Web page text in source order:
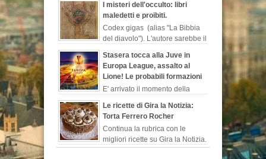
Latte 50 g Cioccolato fondente 1/2 bustina
Lievito is...
I misteri dell'occulto: libri
maledetti e proibiti.
Codex gigas (alias "La Bibbia
del diavolo"). L'autore sarebbe il
il recluso”, chiamato così in s...
Stasera tocca alla Juve in
Europa League, assalto al
Lione! Le probabili formazioni
E' arrivato il momento della
il Lione per l'andata dei quarti di finale di
Europa League. I biancone...
Le ricette di Gira la Notizia:
Torta Ferrero Rocher
Continua la rubrica con le
migliori ricette su Gira la Notizia.
Chi non conosce i buonissimi